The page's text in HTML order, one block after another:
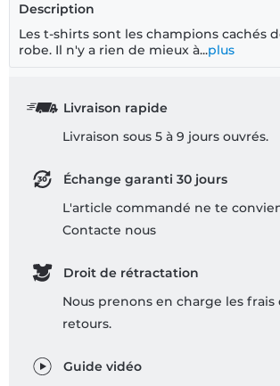
Description
Les t-shirts sont les champions cachés
robe. Il n'y a rien de mieux à...plus
Livraison rapide
Livraison sous 5 à 9 jours ouvrés.
Échange garanti 30 jours
L'article commandé ne te
Contacte nous
Droit de rétractation
Nous prenons en charge les
retours.
Guide vidéo